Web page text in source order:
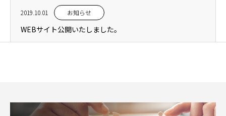
2019.10.01 お知らせ
WEBサイト公開いたしました。